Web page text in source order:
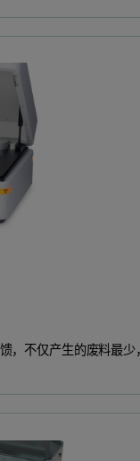
，不仅产生的废料最少